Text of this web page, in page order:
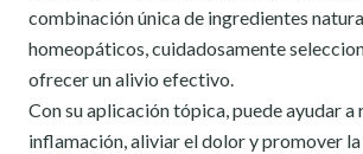
combinación única de ingredientes
homeopáticos, cuidadosamente
ofrecer un alivio efectivo.
Con su aplicación tópica, puede ayudar a
inflamación, aliviar el dolor y promover